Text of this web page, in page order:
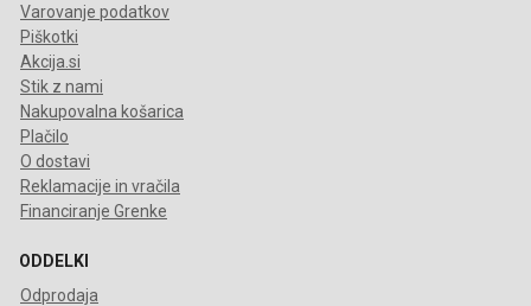
Varovanje podatkov
Piškotki
Akcija.si
Stik z nami
Nakupovalna košarica
Plačilo
O dostavi
Reklamacije in vračila
Financiranje Grenke
ODDELKI
Odprodaja